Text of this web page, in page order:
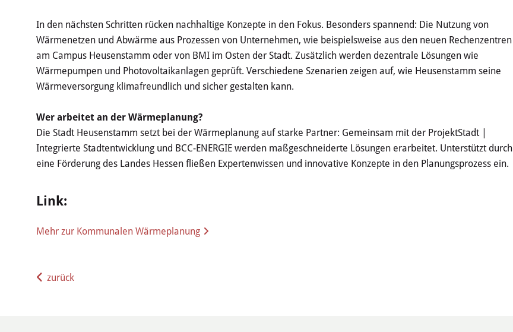
In den nächsten Schritten rücken nachhaltige Konzepte in den Fokus. Besonders spannend: Die Nutzung von
Wärmenetzen und Abwärme aus Prozessen von Unternehmen, wie beispielsweise aus den neuen Rechenzentren
am Campus Heusenstamm oder von BMI im Osten der Stadt. Zusätzlich werden dezentrale Lösungen wie
Wärmepumpen und Photovoltaikanlagen geprüft. Verschiedene Szenarien zeigen auf, wie Heusenstamm seine
Wärmeversorgung klimafreundlich und sicher gestalten kann.
Wer arbeitet an der Wärmeplanung?
Die Stadt Heusenstamm setzt bei der Wärmeplanung auf starke Partner: Gemeinsam mit der ProjektStadt |
Integrierte Stadtentwicklung und BCC-ENERGIE werden maßgeschneiderte Lösungen erarbeitet. Unterstützt durch
eine Förderung des Landes Hessen fließen Expertenwissen und innovative Konzepte in den Planungsprozess ein.
Link:
Mehr zur Kommunalen Wärmeplanung
zurück